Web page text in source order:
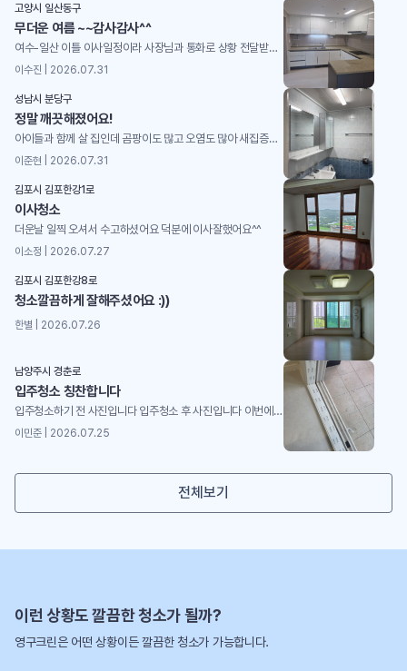
고양시 일산동구
무더운 여름 ~~감사감사^^
여수-일산 이틀 이사일정이라 사장님과 통화로 상황 전달받고 동생을 통해 전후 상황을 전해 듣고틈틈이 사장님께서 사진과 동영상으로 실시간 보고해주셔서 ^^ 청소걱정 하지 않고 맘 편히 마무리하고 일산을 향해 가고 있는중 사장님 직원분들께 넘 고맙고 감사해서 글 올립니다 .한번더 이사 계획중이라 담번에도 사장님께 부탁드리고 싶습니다~~더운날 고생 많으셨고 감사합니다^^
이수진 | 2026.07.31
성남시 분당구
정말 깨끗해졌어요!
아이들과 함께 살 집인데 곰팡이도 많고 오염도 많아 새집증후군 처치까지 완변하게 받았습니다!어떻게 진행할지, 청소 후에도 어떻게 관리하면 좋을지도 자세히 설명해주셨습니다 ^^ 주위분들에게도 추천할거예요~~
이준현 | 2026.07.31
김포시 김포한강1로
이사청소
더운날 일찍 오셔서 수고하셨어요 덕분에 이사잘했어요^^
이소정 | 2026.07.27
김포시 김포한강8로
청소깔끔하게 잘해주셨어요 :))
한별 | 2026.07.26
남양주시 경춘로
입주청소 칭찬합니다
입주청소하기 전 사진입니다 입주청소 후 사진입니다 이번에 이사를 준비하면서 영구이사의 입주청소 서비스를 함께 이용했는데, 정말 만족스러웠던 경험이라 후기 남겨봅니다. 사실 저희 집은 이사 전에 전체적으로 인테리어 공사를 새로 진행한 상태라 청소 전에는 집 안 곳곳이 공사 먼지와 분진으로 꽤 지저분한 상태였어요. 새로 인테리어를 한 만큼 깨끗한 공간에서 입주하고 싶었는데, 직접 청소하기에는 손이 많이 가고 일반적인 청소만으로는 해결하기 어려운 부분도 많아서 전문 입주청소를 이용하게 됐습니다.처음 상담할 때부터 직원분께서 정말 친절하게 응대해 주셔서 기분 좋게 서비스를 예약할 수 있었어요. 단순히 예약만 진행하는 것이 아니라 청소 범위와 진행 과정, 어떤 부분을 중점적으로 확인하는지까지 자세하게 설명해 주셔서 처음 이용하는 입장에서도 믿음이 갔습니다.청소 당일에도 직원분들이 꼼꼼하고 전문적으로 작업해 주시는 모습이 인상적이었어요. 인테리어 공사 후에 남아 있던 먼지와 분진은 물론이고, 눈에 잘 띄지 않는 구석이나 틈새까지 세심하게 신경 써서 청소해 주셨습니다. 특히 새로 인테리어한 공간이다 보니 혹시 청소 과정에서 가구나 마감재에 손상이 생기지는 않을까 걱정했는데, 각 공간과 자재의 특성을 고려해서 조심스럽게 작업해 주시는 모습이 보여서 안심할 수 있었어요.청소가 끝난 후 집을 둘러보는데 정말 깜짝 놀랐습니다. 공사 직후에는 아무리 새로 인테리어를 했어도 먼지 때문에 전체적으로 지저분하고 어수선한 느낌이었는데, 청소가 끝나고 나니 집이 완전히 달라진 것처럼 깔끔하고 쾌적해졌어요. 새로 인테리어한 공간의 분위기도 훨씬 잘 살아나고, 이제야 정말 새로운 집에 입주한다는 실감이 들더라고요.무엇보다 좋았던 점은 청소만 해놓고 끝나는 것이 아니라, 작업한 부분에 대해 자세하게 설명해 주시고 청소 후 상태도 함께 확인해 주셨다는 점이에요. 제가 미처 생각하지 못했던 부분까지 세심하게 체크해 주셔서 더욱 만족스러웠습니다. 직원분들 모두 친절하시고 책임감 있게 작업해 주셔서 처음 상담부터 청소가 끝나는 순간까지 전반적으로 서비스 만족도가 정말 높았어요.인테리어 공사 후 입주청소를 알아보시는 분들이라면 특히 전문적인 청소가 왜 필요한지 직접 느끼실 것 같아요. 새로 인테리어한 집을 정말 깨끗한 상태에서 시작하고 싶었는데, 영구이사 덕분에 기분 좋게 입주할 수 있었습니다. 친절한 응대부터 꼼꼼하고 전문적인 청소, 그리고 청소 과정과 결과에 대한 자세한 설명까지 전체적으로 만족스러운 서비스였어요. 주변에서 입주청소 업체를 추천해 달라고 한다면 자신 있게 추천할 수 있을 것 같고, 다음에 또 이사하거나 청소가 필요할 일이 생긴다면 다시 이용하고 싶습니다. 덕분에 깨끗하고 쾌적한 새집에서 기분 좋게 새로운 시작을 할 수 있었어요!
이민준 | 2026.07.25
전체보기
이런 상황도 깔끔한 청소가 될까?
영구크린은 어떤 상황이든 깔끔한 청소가 가능합니다.